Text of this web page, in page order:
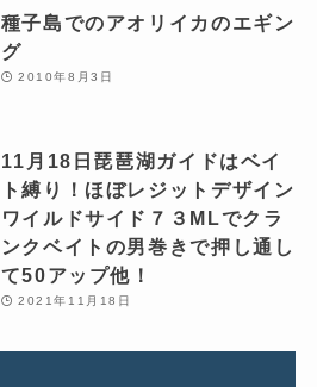
種子島でのアオリイカのエギン
グ
2010年8月3日
11月18日琵琶湖ガイドはベイ
ト縛り！ほぼレジットデザイン
ワイルドサイド７３MLでクラ
ンクベイトの男巻きで押し通し
て50アップ他！
2021年11月18日